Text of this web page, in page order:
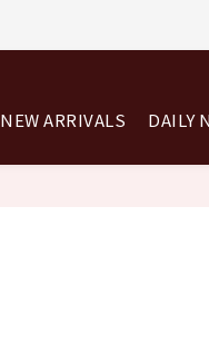
8/01-8/31 | 任
NEW ARRIVALS DAILY